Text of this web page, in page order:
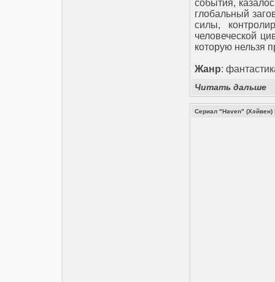
события,
глобальный
силы,
человеческой
которую нельзя
Жанр:
Читать дальше
Сериал "Haven" (Хэйвен)